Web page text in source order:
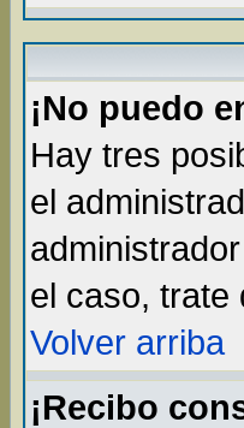
¡No puedo
Hay tres
el
el caso, trate
Volver arriba
¡Recibo